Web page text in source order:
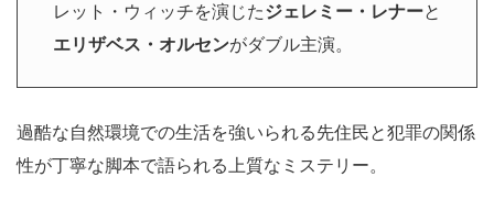
レット・ウィッチを演じたジェレミー・レナーと
エリザベス・オルセンがダブル主演。
過酷な自然環境での生活を強いられる先住民と犯罪の関係
性が丁寧な脚本で語られる上質なミステリー。